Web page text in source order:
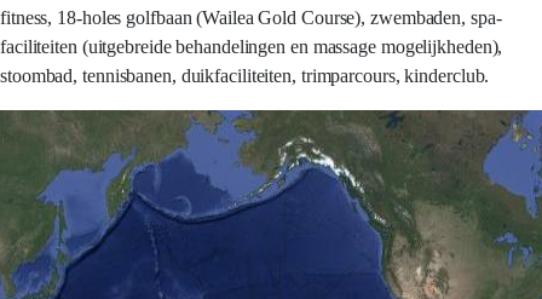
fitness, 18-holes golfbaan (Wailea Gold Course), zwembaden, spa-
faciliteiten (uitgebreide behandelingen en massage mogelijkheden),
stoombad, tennisbanen, duikfaciliteiten, trimparcours, kinderclub.